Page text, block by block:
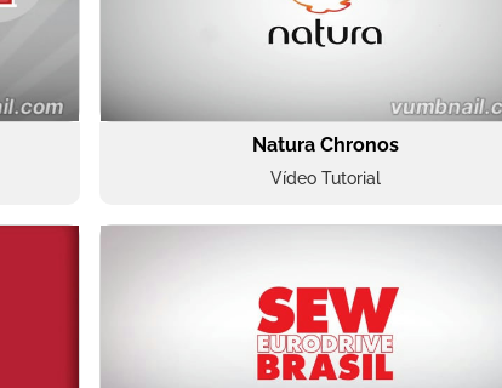
Natura Chronos
Vídeo Tutorial